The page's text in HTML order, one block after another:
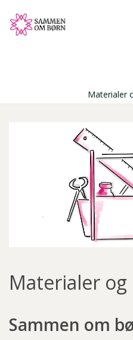
hovedindhold
Materialer
Materialer
Sammen om